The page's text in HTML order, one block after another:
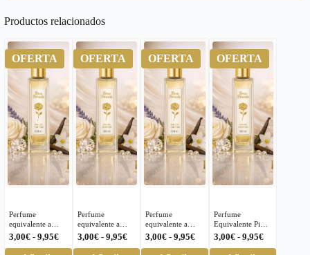
Productos relacionados
OFERTA
Perfume
equivalente a
Stronger With
You Absolutely
para Hombre –
3,00€ - 9,95€Rango
de
OFERTA
Perfume
equivalente a
Invite Only
Amber 23 Kayali
Fragrances
3,00€ - 9,95€Rango
de
OFERTA
Perfume
equivalente a
Aqua Pour
Homme Bvlgari
para Hombre –
3,00€ - 9,95€Rango
de
OFERTA
Perfume
Equivalente Pi
Givenchy
Hombre 240 |
16,95€ | Rosa
3,00€ - 9,95€Rango
de